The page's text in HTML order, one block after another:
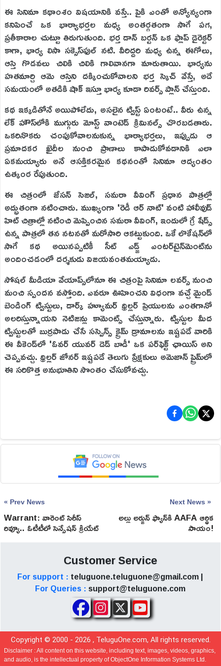
ఈ సినిమా కథాంశం విషయానికి వస్తే.. పైకి ఎంతో అన్యోన్యంగా
కనిపించే ఒక భార్యాభర్తల మధ్య అంతర్గతంగా సాగే పగ,
ప్రతీకారాల చుట్టూ తిరుగుతుంది. భర్త డాన్ బర్టన్ ఒక ఫ్లాప్ డైరెక్టర్
కాగా, భార్య లిసా సక్సెస్‌ఫుల్ నటి. వీరిద్దరి మధ్య ఉన్న ఈగోలు,
ఆస్తి గొడవలు చిలికి చిలికి గాలివానగా మారుతాయి. భార్యను
హతమార్చి ఆమె ఆస్తిని దక్కించుకోవాలని భర్త స్కెచ్ వేస్తే, అదే
సమయంలో అతడికి షాక్ ఇస్తూ భార్య కూడా రివర్స్ ప్లాన్ చేస్తుంది.
కథ ఇక్కడితోనే అయిపోలేదు, అసలైన ట్విస్ట్ ఏంటంటే.. వీరు ఉన్న
లేక్ హౌస్‌లోకి ముగ్గురు మోస్ట్ వాంటెడ్ క్రిమినల్స్ చొరబడతారు.
ఒకరినొకరు చంపుకోవాలనుకున్న భార్యాభర్తలు, ఇప్పుడు ఆ
ప్రమాదకర ఖైదీల నుంచి ప్రాణాలు కాపాడుకోవడానికి ఎలా
ఏకమయ్యారు అనే ఆసక్తికరమైన కథనంతో సినిమా ఆద్యంతం
ఉత్కంఠ రేపుతుంది.
ఈ చిత్రంలో జేసన్ సెజల్, సమరా వీవింగ్ ప్రధాన పాత్రల్లో
అద్భుతంగా నటించారు. ముఖ్యంగా 'రెడీ ఆర్ నాట్' వంటి హాలీవుడ్
హిట్ చిత్రాల్లో నటించి మెప్పించిన సమరా వీవింగ్, ఇందులో గ్రే షేడ్స్
ఉన్న పాత్రలో తన నటనతో మరోసారి ఆకట్టుకుంది. ఒకే లొకేషన్‌లో
సాగే కథ అయినప్పటికీ సీట్ ఎడ్జ్ ఎంటర్‌టైన్‌మెంట్‌ను
అందించడంలో దర్శకుడు విజయవంతమయ్యాడు.
సోషల్ మీడియా వేయాప్స్‌లోనూ ఈ చిత్రంపై సినిమా లవర్స్ నుంచి
మంచి స్పందన వస్తోంది. ఎవరూ ఊహించని విధంగా వచ్చే మైండ్
బెండింగ్ ట్విస్టులు, డార్క్ హ్యూమర్ థ్రిల్లర్ ప్రియులను ఎంతగానో
అలరిస్తున్నాయని నెటిజన్లు కామెంట్స్ చేస్తున్నారు. ట్విస్టుల మీద
ట్విస్టులతో బుర్రపాడు చేసే సస్పెన్స్ క్రైమ్ డ్రామాలను ఇష్టపడే వారికి
ఈ వీకెండ్‌లో 'ఓవర్ యువర్ డెడ్ బాడీ' ఒక పర్‌ఫెక్ట్ ఛాయిస్ అని
చెప్పవచ్చు. థ్రిల్లర్ జోనర్ ఇష్టపడే తెలుగు ప్రేక్షకులు అమెజాన్ ప్రైమ్‌లో
ఈ సరికొత్త అనుభూతిని సొంతం చేసుకోవచ్చు.
« Prev News
Warrant: వారెంట్ సిరీస్
రివ్యూ.. ఓటీటీలో సెన్సేషన్ క్రియేట్
చేస్తున్న హై వోల్టేజ్ క్రైమ్ థ్రిల్లర్!
Next News »
అల్లు అర్జున్ ఫ్యాన్‌కి AAFA ఆర్థిక
సాయం!
Customer Service
For support : teluguone.teluguone@gmail.com |
For Queries : support@teluguone.com
Copyright © 2000 - 2026 , TeluguOne.com, All rights reserved.
Disclaimer :All content on this website, including text, images, videos, graphics,
and audio, is the intellectual property of ObjectOne Information Systems Ltd.